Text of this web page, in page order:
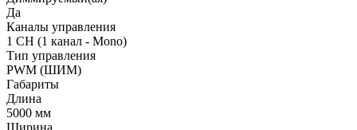
Да
Каналы управления
1 CH (1 канал - Mono)
Тип управления
PWM (ШИМ)
Габариты
Длина
5000 мм
Ширина